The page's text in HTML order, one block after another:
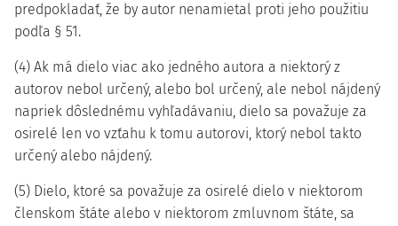
predpokladať, že by autor nenamietal proti jeho použitiu
podľa § 51.
(4) Ak má dielo viac ako jedného autora a niektorý z
autorov nebol určený, alebo bol určený, ale nebol nájdený
napriek dôslednému vyhľadávaniu, dielo sa považuje za
osirelé len vo vzťahu k tomu autorovi, ktorý nebol takto
určený alebo nájdený.
(5) Dielo, ktoré sa považuje za osirelé dielo v niektorom
členskom štáte alebo v niektorom zmluvnom štáte, sa